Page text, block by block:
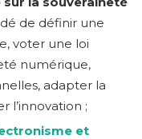
de définir une
voter une loi
numérique,
adapter la
l’innovation ;
et